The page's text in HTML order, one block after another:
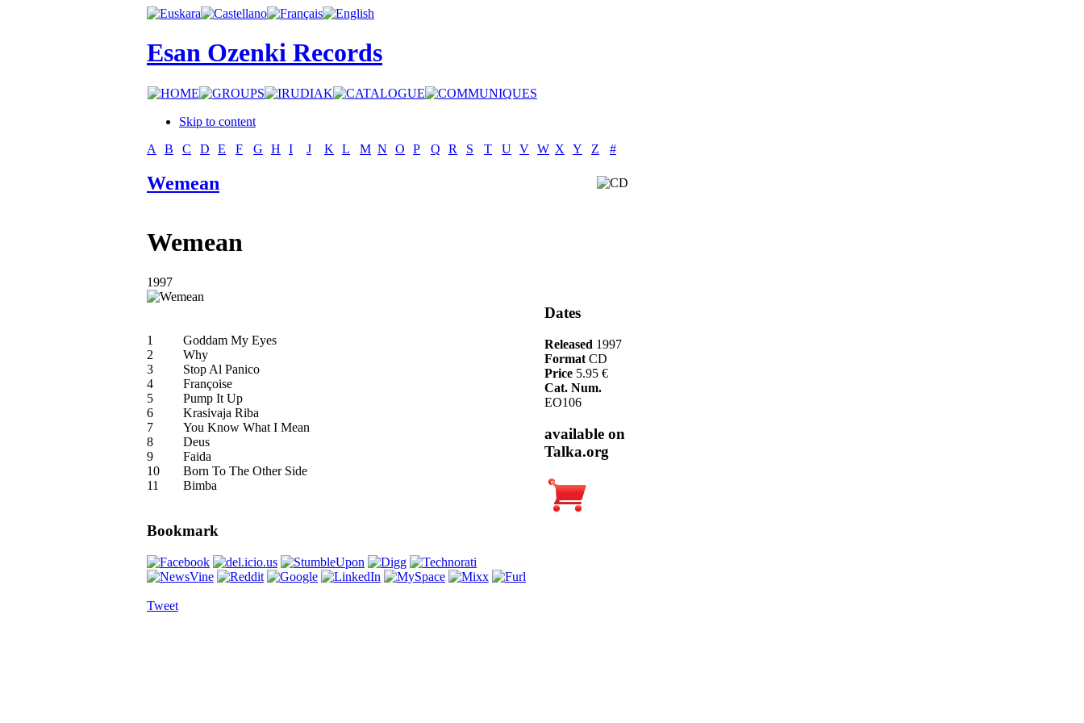
Esan Ozenki Records
Skip to content
A
B C D E F G H I J K L M N O P Q R S T U V W X Y Z #
Wemean
Wemean
1997
1
Goddam My Eyes
2
Why
3
Stop Al Panico
4
Françoise
5
Pump It Up
6
Krasivaja Riba
7
You Know What I Mean
8
Deus
9
Faida
10
Born To The Other Side
11
Bimba
Bookmark
Tweet
Dates
Released 1997
Format CD
Price 5.95 €
Cat. Num.
EO106
available on
Talka.org